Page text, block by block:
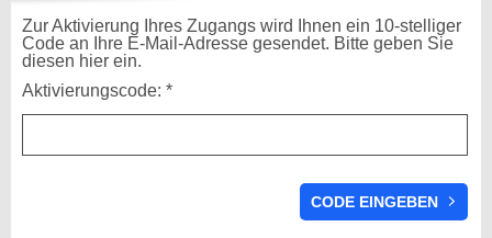
Zur Aktivierung Ihres Zugangs wird Ihnen ein 10-stelliger
Code an Ihre E-Mail-Adresse gesendet. Bitte geben Sie
diesen hier ein.
Aktivierungscode: *